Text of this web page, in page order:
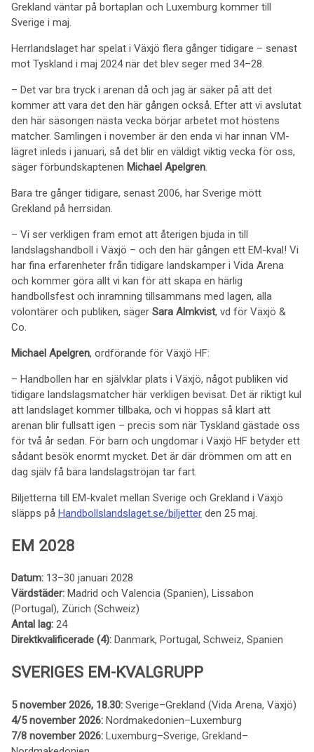
Grekland väntar på bortaplan och Luxemburg kommer till
Sverige i maj.
Herrlandslaget har spelat i Växjö flera gånger tidigare – senast
mot Tyskland i maj 2024 när det blev seger med 34–28.
– Det var bra tryck i arenan då och jag är säker på att det
kommer att vara det den här gången också. Efter att vi avslutat
den här säsongen nästa vecka börjar arbetet mot höstens
matcher. Samlingen i november är den enda vi har innan VM-
lägret inleds i januari, så det blir en väldigt viktig vecka för oss,
säger förbundskaptenen Michael Apelgren.
Bara tre gånger tidigare, senast 2006, har Sverige mött
Grekland på herrsidan.
– Vi ser verkligen fram emot att återigen bjuda in till
landslagshandboll i Växjö – och den här gången ett EM-kval! Vi
har fina erfarenheter från tidigare landskamper i Vida Arena
och kommer göra allt vi kan för att skapa en härlig
handbollsfest och inramning tillsammans med lagen, alla
volontärer och publiken, säger Sara Almkvist, vd för Växjö &
Co.
Michael Apelgren, ordförande för Växjö HF:
– Handbollen har en självklar plats i Växjö, något publiken vid
tidigare landslagsmatcher här verkligen bevisat. Det är riktigt kul
att landslaget kommer tillbaka, och vi hoppas så klart att
arenan blir fullsatt igen – precis som när Tyskland gästade oss
för två år sedan. För barn och ungdomar i Växjö HF betyder ett
sådant besök enormt mycket. Det är där drömmen om att en
dag själv få bära landslagströjan tar fart.
Biljetterna till EM-kvalet mellan Sverige och Grekland i Växjö
släpps på Handbollslandslaget.se/biljetter den 25 maj.
EM 2028
Datum: 13–30 januari 2028
Värdstäder: Madrid och Valencia (Spanien), Lissabon
(Portugal), Zürich (Schweiz)
Antal lag: 24
Direktkvalificerade (4): Danmark, Portugal, Schweiz, Spanien
SVERIGES EM-KVALGRUPP
5 november 2026, 18.30: Sverige–Grekland (Vida Arena, Växjö)
4/5 november 2026: Nordmakedonien–Luxemburg
7/8 november 2026: Luxemburg–Sverige, Grekland–